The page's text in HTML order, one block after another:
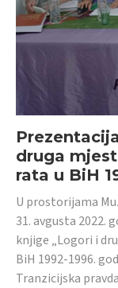
druga
rata u BiH
U prostorijama
31. avgusta 2022.
knjige „Logori i
BiH 1992-1996.
Tranzicijska